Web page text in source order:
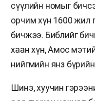
сүүлийн номыг
орчим хүн 1600 жил
бичжээ. Библийг
хаан хүн, Амос
нийгмийн янз
Шинэ, хуучин